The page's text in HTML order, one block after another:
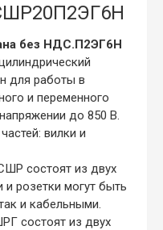
без НДС.П2ЭГ6Н
для работы в
и переменного
до 850 В.
вилки и
состоят из двух
и розетки могут быть
и кабельными.
состоят из двух